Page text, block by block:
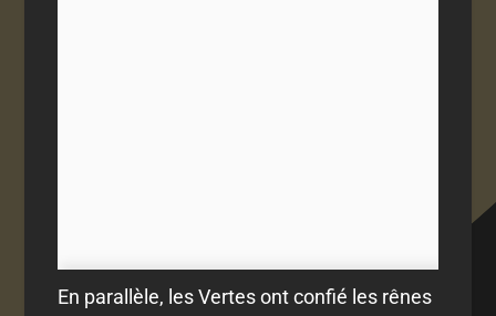
En parallèle, les Vertes ont confié les rênes